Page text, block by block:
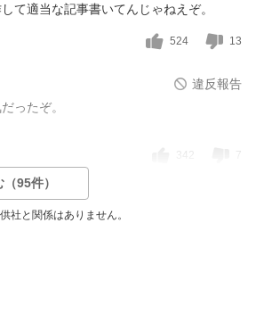
て適当な記事書いてんじゃねえぞ。
524 13
違反報告
ったぞ。
342 7
95件）
社と関係はありません。